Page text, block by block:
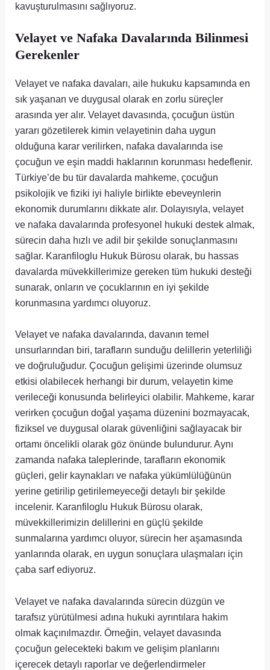
kavuşturulmasını sağlıyoruz.
Velayet ve Nafaka Davalarında Bilinmesi
Gerekenler
Velayet ve nafaka davaları, aile hukuku kapsamında en
sık yaşanan ve duygusal olarak en zorlu süreçler
arasında yer alır. Velayet davasında, çocuğun üstün
yararı gözetilerek kimin velayetinin daha uygun
olduğuna karar verilirken, nafaka davalarında ise
çocuğun ve eşin maddi haklarının korunması hedeflenir.
Türkiye’de bu tür davalarda mahkeme, çocuğun
psikolojik ve fiziki iyi haliyle birlikte ebeveynlerin
ekonomik durumlarını dikkate alır. Dolayısıyla, velayet
ve nafaka davalarında profesyonel hukuki destek almak,
sürecin daha hızlı ve adil bir şekilde sonuçlanmasını
sağlar. Karanfiloglu Hukuk Bürosu olarak, bu hassas
davalarda müvekkillerimize gereken tüm hukuki desteği
sunarak, onların ve çocuklarının en iyi şekilde
korunmasına yardımcı oluyoruz.
Velayet ve nafaka davalarında, davanın temel
unsurlarından biri, tarafların sunduğu delillerin yeterliliği
ve doğruluğudur. Çocuğun gelişimi üzerinde olumsuz
etkisi olabilecek herhangi bir durum, velayetin kime
verileceği konusunda belirleyici olabilir. Mahkeme, karar
verirken çocuğun doğal yaşama düzenini bozmayacak,
fiziksel ve duygusal olarak güvenliğini sağlayacak bir
ortamı öncelikli olarak göz önünde bulundurur. Aynı
zamanda nafaka taleplerinde, tarafların ekonomik
güçleri, gelir kaynakları ve nafaka yükümlülüğünün
yerine getirilip getirilemeyeceği detaylı bir şekilde
incelenir. Karanfiloglu Hukuk Bürosu olarak,
müvekkillerimizin delillerini en güçlü şekilde
sunmalarına yardımcı oluyor, sürecin her aşamasında
yanlarında olarak, en uygun sonuçlara ulaşmaları için
çaba sarf ediyoruz.
Velayet ve nafaka davalarında sürecin düzgün ve
tarafsız yürütülmesi adına hukuki ayrıntılara hakim
olmak kaçınılmazdır. Örneğin, velayet davasında
çocuğun gelecekteki bakım ve gelişim planlarını
içerecek detaylı raporlar ve değerlendirmeler